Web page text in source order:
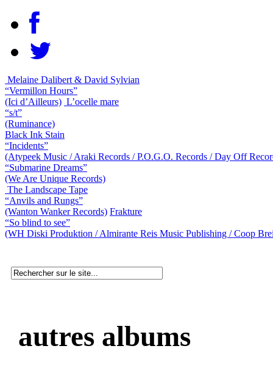
Melaine Dalibert & David Sylvian
“Vermillon Hours”
(Ici d’Ailleurs) L’ocelle mare
“s/t”
(Ruminance)
Black Ink Stain
“Incidents”
(Atypeek Music / Araki Records / P.O.G.O. Records / Day Off
“Submarine Dreams”
(We Are Unique Records)
The Landscape Tape
“Anvils and Rungs”
(Wanton Wanker Records) Frakture
“So blind to see”
(WH Diski Produktion / Almirante Reis Music Publishing / Coop
autres albums